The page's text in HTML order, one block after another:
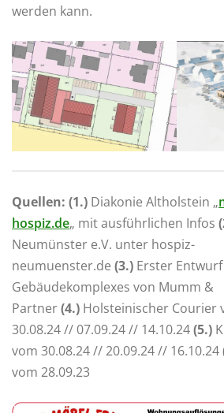
werden kann.
Quellen: (1.) Diakonie Altholstein „
hospiz.de„ mit ausführlichen Infos
Neumünster e.V. unter hospiz-
neumuenster.de (3.) Erster
Gebäudekomplexes von Mumm &
Partner(4.) Holsteinischer Courier
30.08.24 // 07.09.24 // 14.10.24(5.)
vom 30.08.24 // 20.09.24 // 16.10.24
vom 28.09.23